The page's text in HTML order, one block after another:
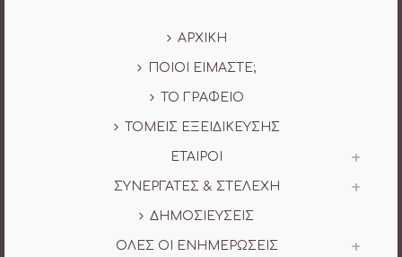
ΑΡΧΙΚΗ
ΠΟΙΟΙ ΕΙΜΑΣΤΕ;
ΤΟ ΓΡΑΦΕΙΟ
ΤΟΜΕΙΣ ΕΞΕΙΔΙΚΕΥΣΗΣ
ΕΤΑΙΡΟΙ
ΣΥΝΕΡΓΑΤΕΣ & ΣΤΕΛΕΧΗ
ΔΗΜΟΣΙΕΥΣΕΙΣ
ΟΛΕΣ ΟΙ ΕΝΗΜΕΡΩΣΕΙΣ